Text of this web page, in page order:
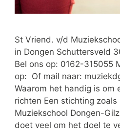
St Vriend. v/d
in Dongen Schuttersveld
Bel ons op: 0162-315055
op: Of mail naar:
Waarom het handig is om
richten Een stichting zoals
Muziekschool Dongen-
doet veel om het doel te